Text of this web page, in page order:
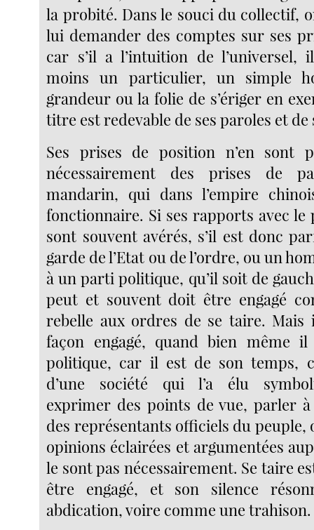
la probité. Dans le souci du collectif,
lui demander des comptes sur ses
car s’il a l’intuition de l’universel,
moins un particulier, un simple
grandeur ou la folie de s’ériger en
titre est redevable de ses paroles et de
Ses prises de position n’en sont
nécessairement des prises de
mandarin, qui dans l’empire
fonctionnaire. Si ses rapports avec le
sont souvent avérés, s’il est donc
garde de l’Etat ou de l’ordre, ou un
à un parti politique, qu’il soit de
peut et souvent doit être engagé
rebelle aux ordres de se taire.
façon engagé, quand bien même
politique, car il est de son temps,
d’une société qui l’a élu
exprimer des points de vue, parler
des représentants officiels du
opinions éclairées et argumentées
le sont pas nécessairement. Se taire
être engagé, et son silence
abdication, voire comme une trahison.